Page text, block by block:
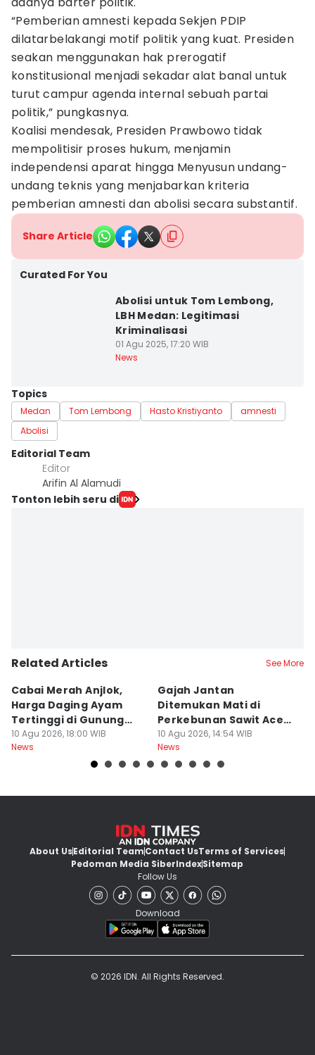
“Pemberian amnesti kepada Sekjen PDIP
dilatarbelakangi motif politik yang kuat. Presiden
seakan menggunakan hak prerogatif
konstitusional menjadi sekadar alat banal untuk
turut campur agenda internal sebuah partai
politik,” pungkasnya.
Koalisi mendesak, Presiden Prawbowo tidak
mempolitisir proses hukum, menjamin
independensi aparat hingga Menyusun undang-
undang teknis yang menjabarkan kriteria
pemberian amnesti dan abolisi secara substantif.
Share Article
Curated For You
Abolisi untuk Tom Lembong,
LBH Medan: Legitimasi
Kriminalisasi
01 Agu 2025, 17:20 WIB
News
Topics
Medan Tom Lembong Hasto Kristiyanto
amnesti
Abolisi
Editorial Team
Editor
Arifin Al Alamudi
Tonton lebih seru di
Related Articles See More
Cabai Merah Anjlok,
Harga Daging Ayam
Tertinggi di Gunung
Sitoli
10 Agu 2026, 18:00 WIB
News
Gajah Jantan
Ditemukan Mati di
Perkebunan Sawit Aceh
Tamiang
10 Agu 2026, 14:54 WIB
News
About UsEditorial TeamContact UsTerms of Services
Pedoman Media SiberIndexSitemap
Follow Us
Download
© 2026 IDN. All Rights Reserved.